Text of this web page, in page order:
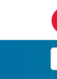
Ara